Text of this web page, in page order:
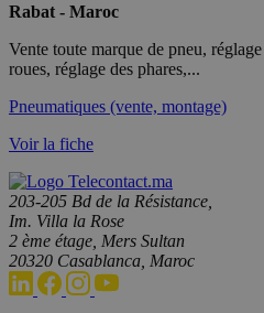
Rabat - Maroc
Vente toute marque de pneu,
roues, réglage des phares,...
Pneumatiques (vente, montage)
Voir la fiche
203-205 Bd de la Résistance,
Im. Villa la Rose
2 ème étage, Mers Sultan
20320 Casablanca, Maroc